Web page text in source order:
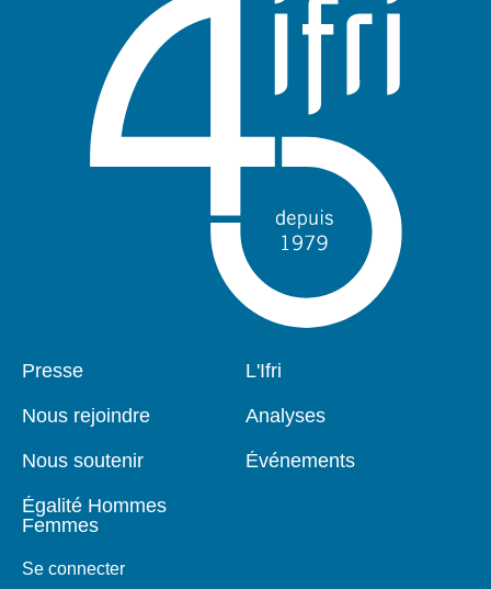
Pied
Presse
Nous rejoindre
Nous soutenir
Égalité Hommes
Femmes
Se connecter
Navigation
L'Ifri
Analyses
Événements